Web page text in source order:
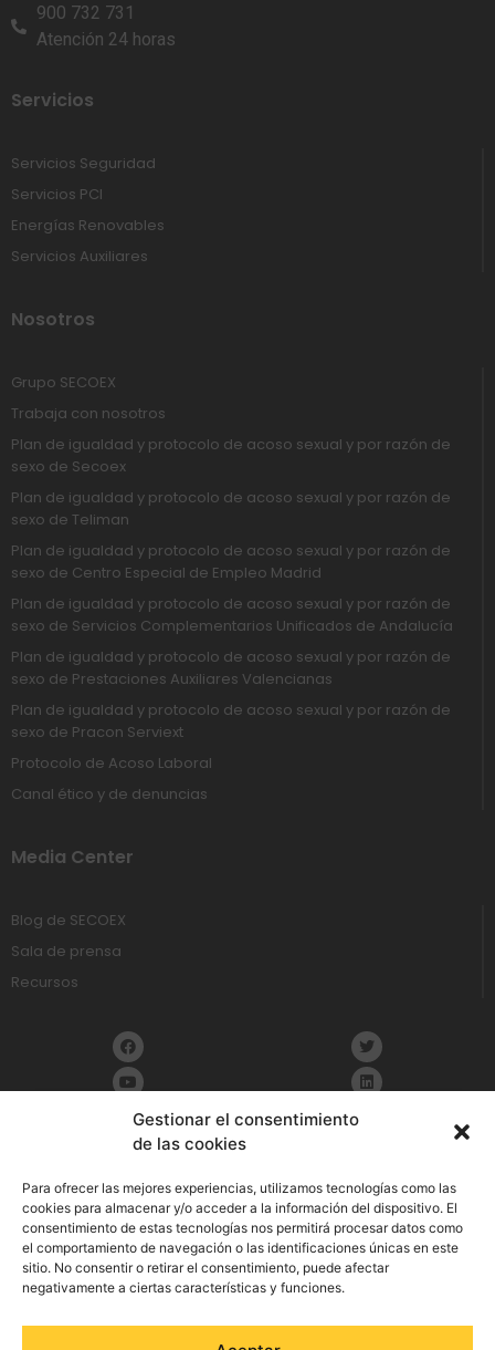
Gestionar el consentimiento
de las cookies
Para ofrecer las mejores experiencias, utilizamos tecnologías como las
cookies para almacenar y/o acceder a la información del dispositivo. El
consentimiento de estas tecnologías nos permitirá procesar datos como
el comportamiento de navegación o las identificaciones únicas en este
sitio. No consentir o retirar el consentimiento, puede afectar
negativamente a ciertas características y funciones.
900 732 731
Atención 24 horas
Servicios
Servicios Seguridad
Servicios PCI
Energías Renovables
Servicios Auxiliares
Nosotros
Grupo SECOEX
Trabaja con nosotros
Plan de igualdad y protocolo de acoso sexual y por razón de
sexo de Secoex
Plan de igualdad y protocolo de acoso sexual y por razón de
sexo de Teliman
Plan de igualdad y protocolo de acoso sexual y por razón de
sexo de Centro Especial de Empleo Madrid
Plan de igualdad y protocolo de acoso sexual y por razón de
sexo de Servicios Complementarios Unificados de Andalucía
Plan de igualdad y protocolo de acoso sexual y por razón de
sexo de Prestaciones Auxiliares Valencianas
Plan de igualdad y protocolo de acoso sexual y por razón de
sexo de Pracon Serviext
Protocolo de Acoso Laboral
Canal ético y de denuncias
Media Center
Blog de SECOEX
Sala de prensa
Recursos
Política de Privacidad
Aviso Legal
Política de cookies
Política de Seguridad de la Información